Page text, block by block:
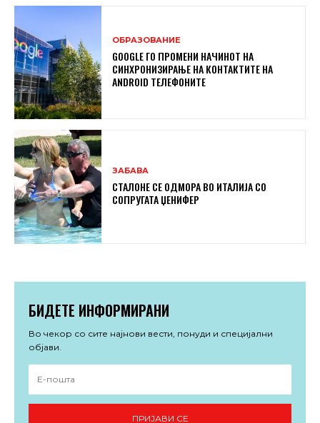
ОБРАЗОВАНИЕ
GOOGLE ГО ПРОМЕНИ НАЧИНОТ НА
СИНХРОНИЗИРАЊЕ НА КОНТАКТИТЕ НА
ANDROID ТЕЛЕФОНИТЕ
ЗАБАВА
СТАЛОНЕ СЕ ОДМОРА ВО ИТАЛИЈА СО
СОПРУГАТА ЏЕНИФЕР
БИДЕТЕ ИНФОРМИРАНИ
Во чекор со сите најнови вести, понуди и специјални
објави.
ПРИЈАВИ СЕ